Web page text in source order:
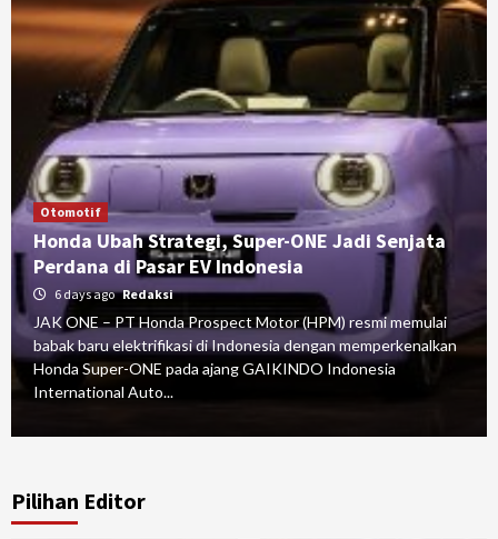
Otomotif
Honda Ubah Strategi, Super-ONE Jadi Senjata
Perdana di Pasar EV Indonesia
6 days ago Redaksi
JAK ONE – PT Honda Prospect Motor (HPM) resmi memulai
babak baru elektrifikasi di Indonesia dengan memperkenalkan
Honda Super-ONE pada ajang GAIKINDO Indonesia
International Auto...
Pilihan Editor